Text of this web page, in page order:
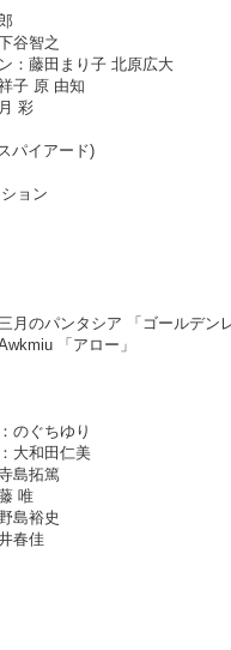
谷智之
：藤田まり子 北原広大
子 原 由知
彩
パイアード)
ョン
月のパンタシア 「ゴールデン
「アロー」
のぐちゆり
大和田仁美
島拓篤
唯
島裕史
春佳